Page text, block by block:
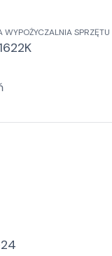
Rybka